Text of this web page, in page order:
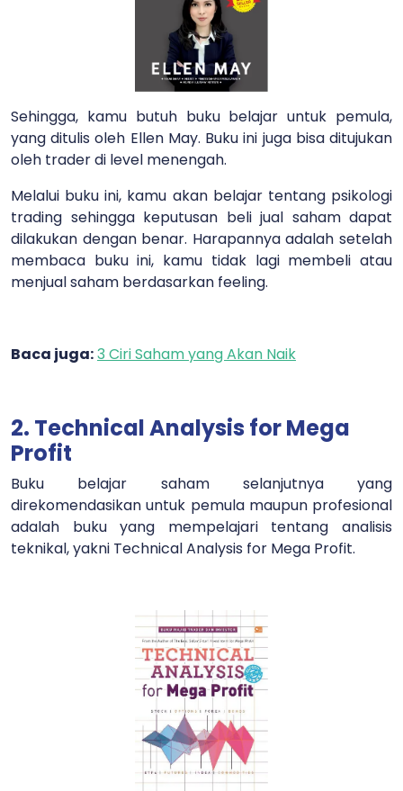
Sehingga, kamu butuh buku belajar untuk pemula,
yang ditulis oleh Ellen May. Buku ini juga bisa ditujukan
oleh trader di level menengah.
Melalui buku ini, kamu akan belajar tentang psikologi
trading sehingga keputusan beli jual saham dapat
dilakukan dengan benar. Harapannya adalah setelah
membaca buku ini, kamu tidak lagi membeli atau
menjual saham berdasarkan feeling.
Baca juga:3 Ciri Saham yang Akan Naik
2. Technical Analysis for Mega
Profit
Buku belajar saham selanjutnya yang
direkomendasikan untuk pemula maupun profesional
adalah buku yang mempelajari tentang analisis
teknikal, yakni Technical Analysis for Mega Profit.